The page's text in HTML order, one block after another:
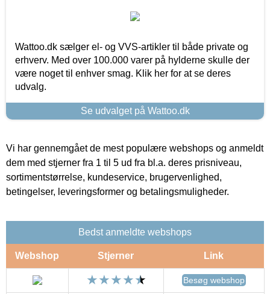
Wattoo.dk sælger el- og VVS-artikler til både private og
erhverv. Med over 100.000 varer på hylderne skulle der
være noget til enhver smag. Klik her for at se deres
udvalg.
Se udvalget på Wattoo.dk
Vi har gennemgået de mest populære webshops og anmeldt
dem med stjerner fra 1 til 5 ud fra bl.a. deres prisniveau,
sortimentstørrelse, kundeservice, brugervenlighed,
betingelser, leveringsformer og betalingsmuligheder.
Bedst anmeldte webshops
Webshop Stjerner Link
Besøg webshop